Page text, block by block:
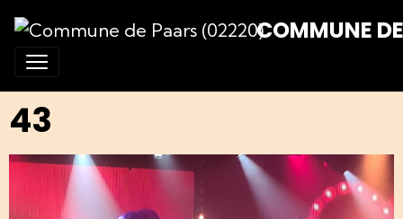
COMMUNE
43